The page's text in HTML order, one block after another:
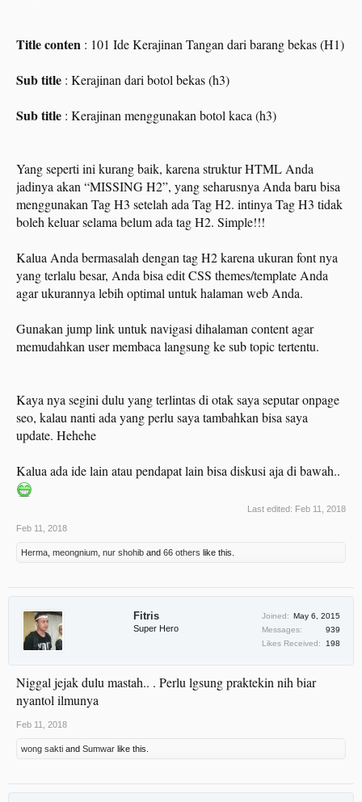
Title conten : 101 Ide Kerajinan Tangan dari barang bekas (H1)
Sub title : Kerajinan dari botol bekas (h3)
Sub title : Kerajinan menggunakan botol kaca (h3)
Yang seperti ini kurang baik, karena struktur HTML Anda
jadinya akan “MISSING H2”, yang seharusnya Anda baru bisa
menggunakan Tag H3 setelah ada Tag H2. intinya Tag H3 tidak
boleh keluar selama belum ada tag H2. Simple!!!
Kalua Anda bermasalah dengan tag H2 karena ukuran font nya
yang terlalu besar, Anda bisa edit CSS themes/template Anda
agar ukurannya lebih optimal untuk halaman web Anda.
Gunakan jump link untuk navigasi dihalaman content agar
memudahkan user membaca langsung ke sub topic tertentu.
Kaya nya segini dulu yang terlintas di otak saya seputar onpage
seo, kalau nanti ada yang perlu saya tambahkan bisa saya
update. Hehehe
Kalua ada ide lain atau pendapat lain bisa diskusi aja di bawah..
Last edited: Feb 11, 2018
Feb 11, 2018
Herma meongnium nur shohib and 66 others like this.
Fitris
Super Hero
Joined: May 6, 2015
Messages:
939
Likes Received:
198
Niggal jejak dulu mastah.. . Perlu lgsung praktekin nih biar
nyantol ilmunya
Feb 11, 2018
wong sakti and Sumwar like this.